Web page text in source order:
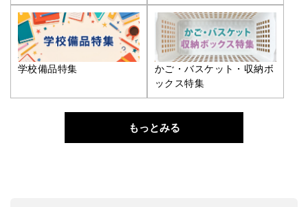
学校備品特集
かご・バスケット・収納ボ
ックス特集
もっとみる